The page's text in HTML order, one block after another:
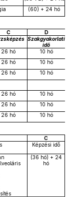
(60) + 24 hó
C
D
Szakgyakorlati
idő
26 hó
10 hó
26 hó
10 hó
26 hó
10 hó
26 hó
10 hó
26 hó
10 hó
26 hó 10 hó
C
Képzési idő
(36 hó) + 24
hó